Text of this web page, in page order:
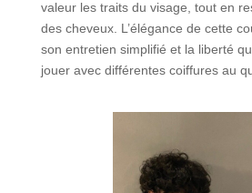
valeur les traits du visage, tout en
des cheveux. L’élégance de cette
son entretien simplifié et la liberté
jouer avec différentes coiffures au